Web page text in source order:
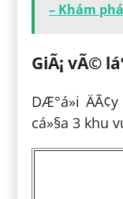
– Khám
GiÃ¡ vÃ©
DÆ°á»i
cá»§a 3 khu